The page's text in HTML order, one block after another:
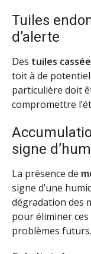
Tuiles
d’alerte
Des tuiles
toit à de
particulière doit
compromettre
signe
La présence de
signe d’une
dégradation des
pour éliminer
problèmes futurs.